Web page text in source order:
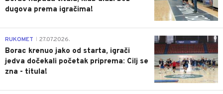
dugova prema igračima!
0
RUKOMET 27.07.2026.
Borac krenuo jako od starta, igrači
jedva dočekali početak priprema: Cilj se
zna - titula!